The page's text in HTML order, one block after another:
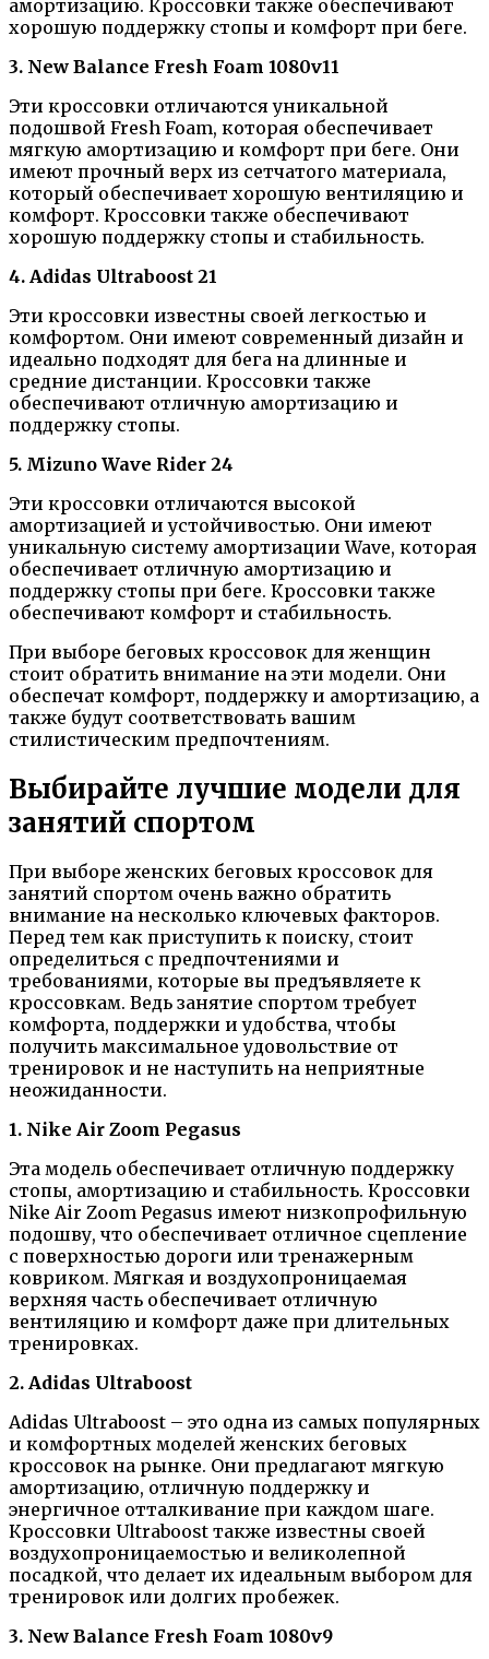
амортизацию. Кроссовки также обеспечивают
хорошую поддержку стопы и комфорт при беге.
3. New Balance Fresh Foam 1080v11
Эти кроссовки отличаются уникальной
подошвой Fresh Foam, которая обеспечивает
мягкую амортизацию и комфорт при беге. Они
имеют прочный верх из сетчатого материала,
который обеспечивает хорошую вентиляцию и
комфорт. Кроссовки также обеспечивают
хорошую поддержку стопы и стабильность.
4. Adidas Ultraboost 21
Эти кроссовки известны своей легкостью и
комфортом. Они имеют современный дизайн и
идеально подходят для бега на длинные и
средние дистанции. Кроссовки также
обеспечивают отличную амортизацию и
поддержку стопы.
5. Mizuno Wave Rider 24
Эти кроссовки отличаются высокой
амортизацией и устойчивостью. Они имеют
уникальную систему амортизации Wave, которая
обеспечивает отличную амортизацию и
поддержку стопы при беге. Кроссовки также
обеспечивают комфорт и стабильность.
При выборе беговых кроссовок для женщин
стоит обратить внимание на эти модели. Они
обеспечат комфорт, поддержку и амортизацию, а
также будут соответствовать вашим
стилистическим предпочтениям.
Выбирайте лучшие модели для
занятий спортом
При выборе женских беговых кроссовок для
занятий спортом очень важно обратить
внимание на несколько ключевых факторов.
Перед тем как приступить к поиску, стоит
определиться с предпочтениями и
требованиями, которые вы предъявляете к
кроссовкам. Ведь занятие спортом требует
комфорта, поддержки и удобства, чтобы
получить максимальное удовольствие от
тренировок и не наступить на неприятные
неожиданности.
1. Nike Air Zoom Pegasus
Эта модель обеспечивает отличную поддержку
стопы, амортизацию и стабильность. Кроссовки
Nike Air Zoom Pegasus имеют низкопрофильную
подошву, что обеспечивает отличное сцепление
с поверхностью дороги или тренажерным
ковриком. Мягкая и воздухопроницаемая
верхняя часть обеспечивает отличную
вентиляцию и комфорт даже при длительных
тренировках.
2. Adidas Ultraboost
Adidas Ultraboost – это одна из самых популярных
и комфортных моделей женских беговых
кроссовок на рынке. Они предлагают мягкую
амортизацию, отличную поддержку и
энергичное отталкивание при каждом шаге.
Кроссовки Ultraboost также известны своей
воздухопроницаемостью и великолепной
посадкой, что делает их идеальным выбором для
тренировок или долгих пробежек.
3. New Balance Fresh Foam 1080v9